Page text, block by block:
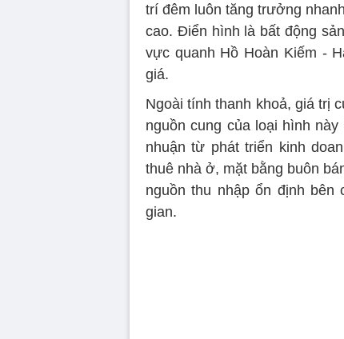
trí đêm luôn tăng trưởng
cao. Điển hình là bất động
vực quanh Hồ Hoàn Kiếm -
giá.
Ngoài tính thanh khoả, giá trị
nguồn cung của loại hình
nhuận từ phát triển kinh
thuê nhà ở, mặt bằng buôn
nguồn thu nhập ổn định
gian.